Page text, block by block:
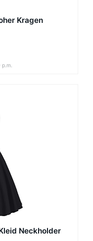
Kragen
p.m.
Neckholder